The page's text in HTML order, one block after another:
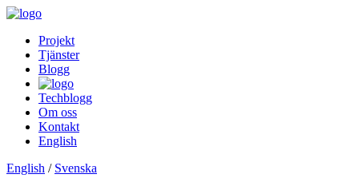
Projekt
Tjänster
Blogg
Techblogg
Om oss
Kontakt
English
English / Svenska